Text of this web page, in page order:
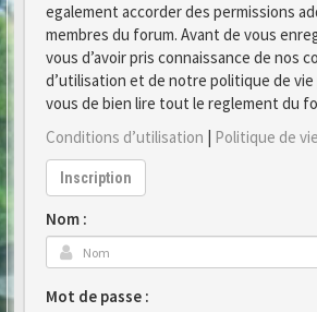
egalement accorder des permissions
membres du forum. Avant de vous
vous d’avoir pris connaissance de nos
d’utilisation et de notre politique de vie
vous de bien lire tout le reglement du
Conditions d’utilisation | Politique de
Inscription
Nom :
Mot de passe :